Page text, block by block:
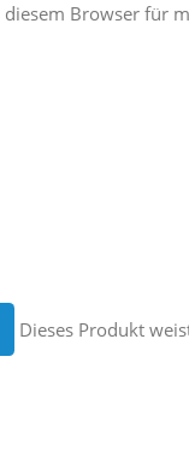
Browser für
Dieses Produkt